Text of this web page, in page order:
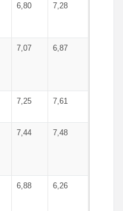
6,80 7,28
7,07 6,87
7,25 7,61
7,44 7,48
6,88 6,26